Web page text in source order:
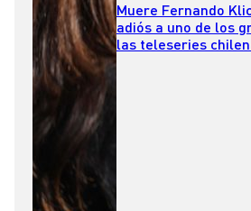
Muere Fernando
adiós a uno de los
las teleseries